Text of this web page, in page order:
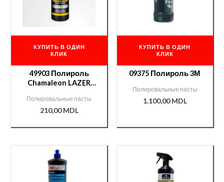
КУПИТЬ В ОДИН
КЛИК
49903 Полироль
Chamaleon LAZER
консервация блеска)
0,5 лит.
Полировальные пасты
210,00MDL
КУПИТЬ В ОДИН
КЛИК
09375 Полироль 3М
Полировальные пасты
1.100,00MDL